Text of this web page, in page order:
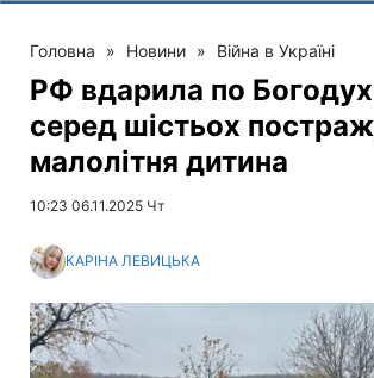
Головна » Новини » Війна в Україні
РФ вдарила по
серед шістьох
малолітня дитина
10:23 06.11.2025 Чт
КАРІНА ЛЕВИЦЬКА